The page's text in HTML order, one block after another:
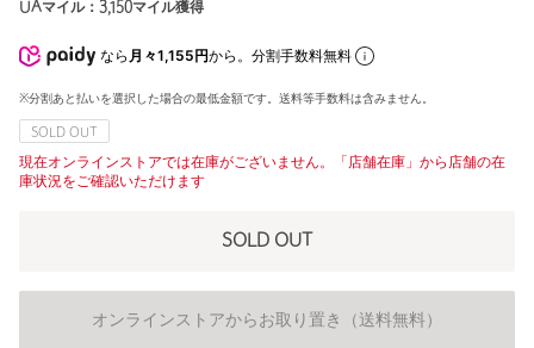
UAマイル： 3,150マイル獲得
なら 月々1,155円から。分割手数料無料
※分割あと払いを選択した場合の最低金額です。送料等手数料は含みません。
SOLD OUT
現在オンラインストアでは在庫がございません。「店舗在庫」から店舗の在
庫状況をご確認いただけます
SOLD OUT
オンラインストアからお取り置き（送料無料）